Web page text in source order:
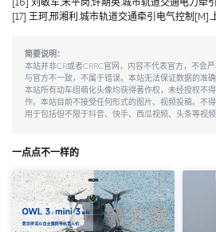
[16] 刘敏军,宋平岗,许期英.城市轨道交通电力
[17] 王珂,邢湘利.城市轨道交通牵引电气控制
简要说明：
本站并非CR或者CRRC官网，内容不代表官方，不会
与官方不一致，不属于错误。本站无法保证数据的准
本站所有动车组萌化头像均获得著作权，未经授权不
作。本站目前不接受任何形式的图片、视频投稿。不
用于包括但不限于抖音、快手、西瓜视频、头条等视
一点点不一样的